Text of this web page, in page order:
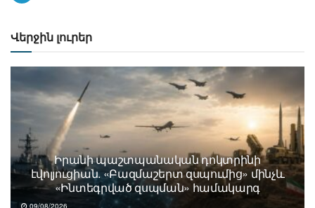
Վերջին լուրեր
Իրանի պաշտպանական դոկտրինի
էվոլյուցիան. «Բազմաշերտ զսպումից» մինչև
«Ինտեգրված զսպման» համակարգ
09/08/2026